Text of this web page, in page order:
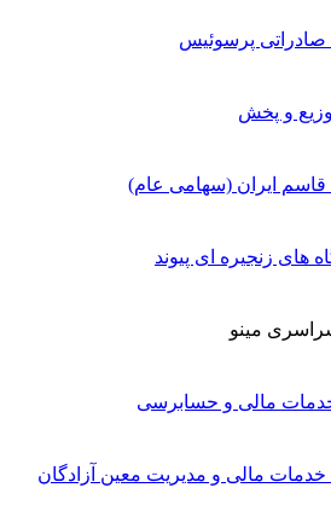
پرسوئیس
و پخش
ایران (سهامی عام)
های زنجیره ای پیوند
مینو
مالی و حسابرسی
مالی و مدیریت معین آزادگان